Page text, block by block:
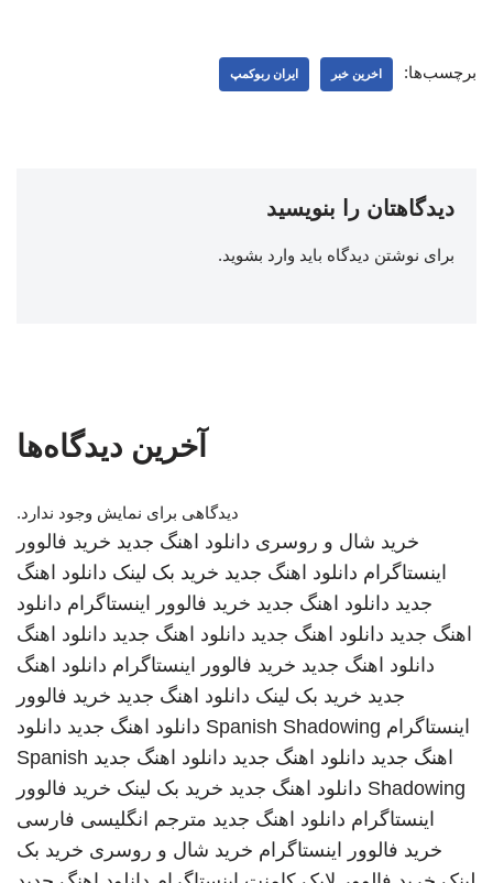
برچسب‌ها: اخرین خبر ایران ربوکمپ
دیدگاهتان را بنویسید
برای نوشتن دیدگاه باید وارد بشوید.
آخرین دیدگاه‌ها
دیدگاهی برای نمایش وجود ندارد.
خرید شال و روسری دانلود اهنگ جدید خرید فالوور
اینستاگرام دانلود اهنگ جدید خرید بک لینک دانلود اهنگ
جدید دانلود اهنگ جدید خرید فالوور اینستاگرام دانلود
اهنگ جدید دانلود اهنگ جدید دانلود اهنگ جدید دانلود اهنگ
دانلود اهنگ جدید خرید فالوور اینستاگرام دانلود اهنگ
جدید خرید بک لینک دانلود اهنگ جدید خرید فالوور
اینستاگرام Spanish Shadowing دانلود اهنگ جدید دانلود
اهنگ جدید دانلود اهنگ جدید دانلود اهنگ جدید Spanish
Shadowing دانلود اهنگ جدید خرید بک لینک خرید فالوور
اینستاگرام دانلود اهنگ جدید مترجم انگلیسی فارسی
خرید فالوور اینستاگرام خرید شال و روسری خرید بک